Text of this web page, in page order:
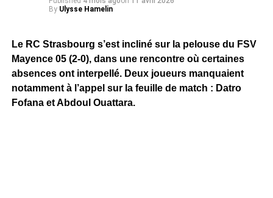
By Ulysse Hamelin
Le RC Strasbourg s’est incliné sur la pelouse du FSV
Mayence 05 (2-0), dans une rencontre où certaines
absences ont interpellé. Deux joueurs manquaient
notamment à l’appel sur la feuille de match : Datro
Fofana et Abdoul Ouattara.